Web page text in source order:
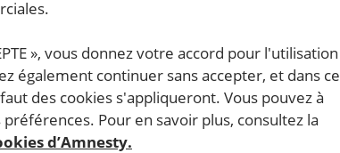
», vous donnez votre accord pour l'utilisation
également continuer sans accepter, et dans ce
des cookies s'appliqueront. Vous pouvez à
Pour en savoir plus, consultez la
d’Amnesty.